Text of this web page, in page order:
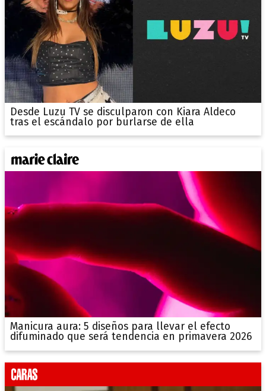
Desde Luzu TV se disculparon con Kiara Aldeco
tras el escándalo por burlarse de ella
Manicura aura: 5 diseños para llevar el efecto
difuminado que será tendencia en primavera 2026